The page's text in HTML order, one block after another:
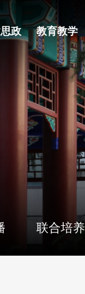
政 教育教学
联合培养